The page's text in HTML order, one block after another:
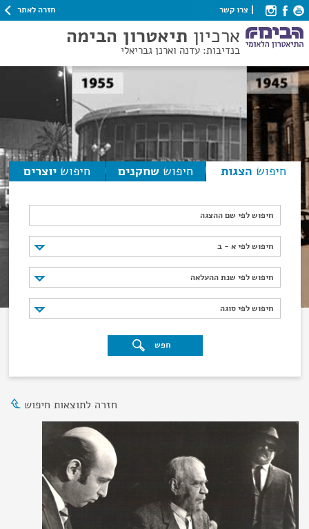
צרו קשר חזרה לאתר
ארכיון תיאטרון הבימה
בנדיבות: עדנה וארנן גבריאלי
חיפוש הצגות חיפוש שחקנים חיפוש יוצרים
חיפוש לפי שם ההצגה
חיפוש לפי א - ב
חיפוש לפי א - ב
חיפוש לפי שנת ההעלאה
חיפוש לפי שנת ההעלאה
חיפוש לפי סוגה
חיפוש לפי סוגה
חפש
חזרה לתוצאות חיפוש